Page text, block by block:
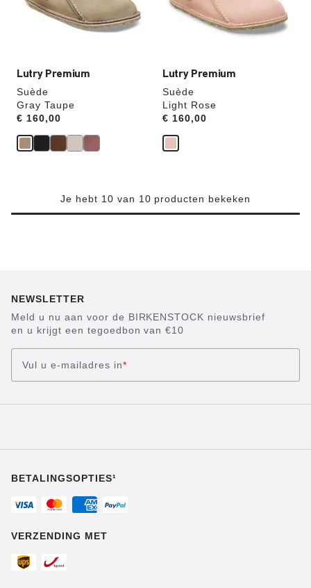
Lutry Premium
Suède
Gray Taupe
Price:
€ 160,00
wordt
productafbeelding
Lutry Premium
Suède
Light Rose
Price:
€ 160,00
wordt
productafbeelding
Je hebt 10 van 10 producten bekeken
NEWSLETTER
Meld u nu aan voor de BIRKENSTOCK nieuwsbrief
en u krijgt een tegoedbon van €10
Vul u e-mailadres in*
BETALINGSOPTIES¹
VERZENDING MET